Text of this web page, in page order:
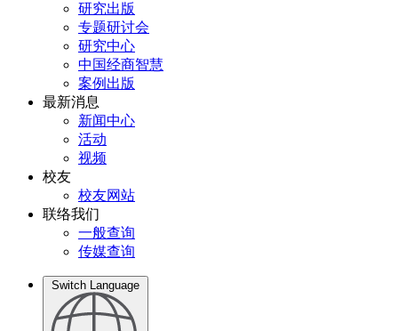
研究出版
专题研讨会
研究中心
中国经商智慧
案例出版
最新消息
新闻中心
活动
视频
校友
校友网站
联络我们
一般查询
传媒查询
Switch Language